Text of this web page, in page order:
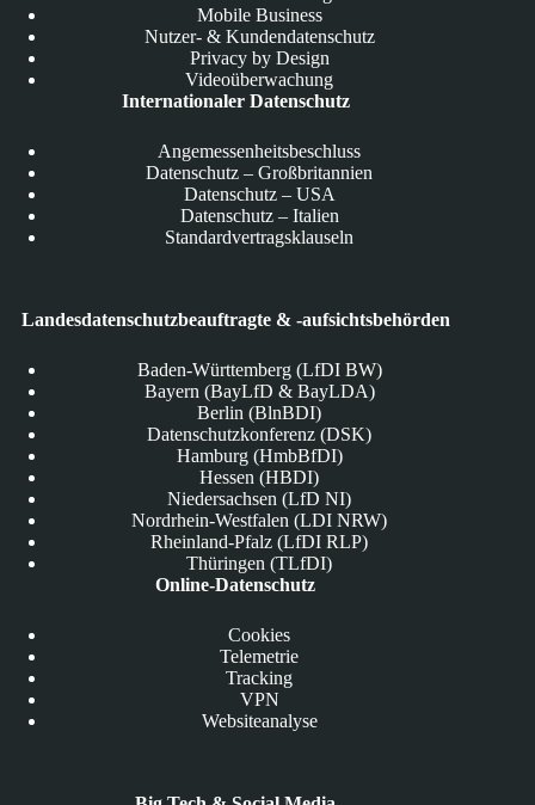
Mobile Business
Nutzer- & Kundendatenschutz
Privacy by Design
Videoüberwachung
Internationaler Datenschutz
Angemessenheitsbeschluss
Datenschutz – Großbritannien
Datenschutz – USA
Datenschutz – Italien
Standardvertragsklauseln
Landesdatenschutzbeauftragte & -aufsichtsbehörden
Baden-Württemberg (LfDI BW)
Bayern (BayLfD & BayLDA)
Berlin (BlnBDI)
Datenschutzkonferenz (DSK)
Hamburg (HmbBfDI)
Hessen (HBDI)
Niedersachsen (LfD NI)
Nordrhein-Westfalen (LDI NRW)
Rheinland-Pfalz (LfDI RLP)
Thüringen (TLfDI)
Online-Datenschutz
Cookies
Telemetrie
Tracking
VPN
Websiteanalyse